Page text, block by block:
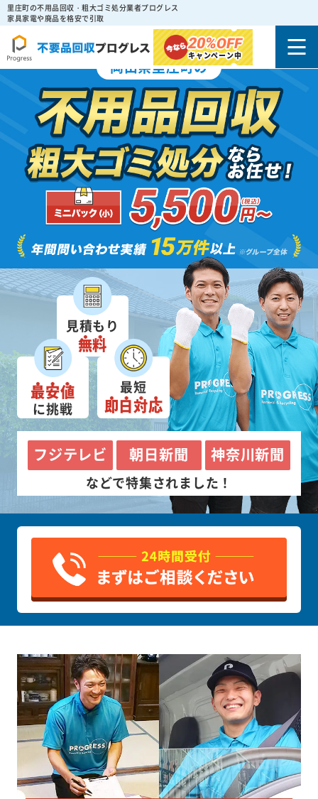
里庄町の不用品回収・粗大ゴミ処分業者プログレス
家具家電や廃品を格安で引取
20%OFF
キャンペーン中
岡山県里庄町の
見積もり
無料
最安値
に挑戦
最短
即日対応
フジテレビ 朝日新聞 神奈川新聞
などで特集されました！